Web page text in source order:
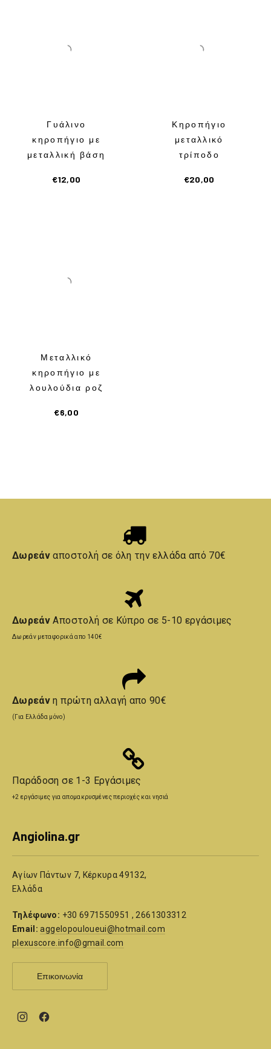
Γυάλινο
κηροπήγιο με
μεταλλική βάση
€12,00
Κηροπήγιο
μεταλλικό
τρίποδο
€20,00
Μεταλλικό
κηροπήγιο με
λουλούδια ροζ
€6,00
Δωρεάναποστολή σε όλη την ελλάδα από 70€
ΔωρεάνΑποστολή σε Κύπρο σε 5-10 εργάσιμες
Δωρεάν μεταφορικά απο 140€
Δωρεάνη πρώτη αλλαγή απο 90€
(Για Ελλάδα μόνο)
Παράδοση σε 1-3 Εργάσιμες
+2 εργάσιμες για απομακρυσμένες περιοχές και νησιά
Angiolina.gr
Αγίων Πάντων 7, Κέρκυρα 49132,
Ελλάδα
Τηλέφωνο: +30 6971550951 , 2661303312
Email: aggelopouloueui@hotmail.com
plexuscore.info@gmail.com
Επικοινωνία
New
New